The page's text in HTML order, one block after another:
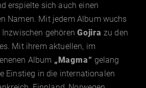
erspielte sich auch einen
Namen. Mit jedem Album wuchs
Inzwischen gehörenGojira zu den
Mit ihrem aktuellen, im
Album „Magma“ gelang
Einstieg in die internationalen